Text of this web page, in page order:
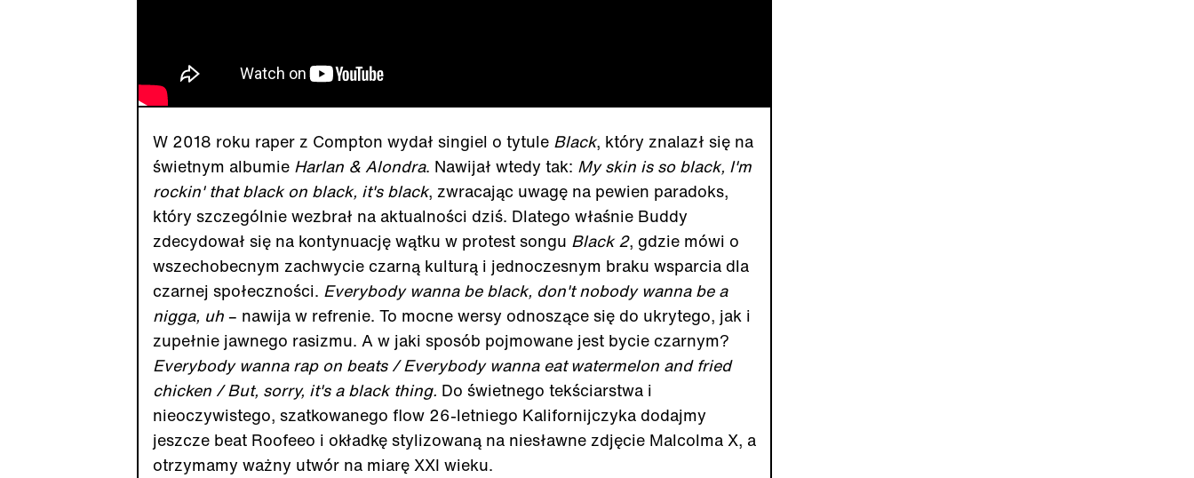
W 2018 roku raper z Compton wydał singiel o tytule Black, który znalazł się na
świetnym albumie Harlan & Alondra. Nawijał wtedy tak: My skin is so black, I'm
rockin' that black on black, it's black, zwracając uwagę na pewien paradoks,
który szczególnie wezbrał na aktualności dziś. Dlatego właśnie Buddy
zdecydował się na kontynuację wątku w protest songu Black 2, gdzie mówi o
wszechobecnym zachwycie czarną kulturą i jednoczesnym braku wsparcia dla
czarnej społeczności. Everybody wanna be black, don't nobody wanna be a
nigga, uh– nawija w refrenie. To mocne wersy odnoszące się do ukrytego, jak i
zupełnie jawnego rasizmu. A w jaki sposób pojmowane jest bycie czarnym?
Everybody wanna rap on beats / Everybody wanna eat watermelon and fried
chicken / But, sorry, it's a black thing. Do świetnego tekściarstwa i
nieoczywistego, szatkowanego flow 26-letniego Kalifornijczyka dodajmy
jeszcze beat Roofeeo i okładkę stylizowaną na niesławne zdjęcie Malcolma X, a
otrzymamy ważny utwór na miarę XXI wieku.